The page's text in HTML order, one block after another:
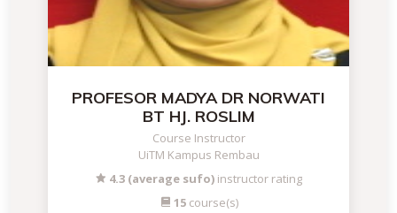
PROFESOR MADYA DR NORWATI
BT HJ. ROSLIM
Course Instructor
UiTM Kampus Rembau
4.3 (average sufo) instructor rating
15course(s)